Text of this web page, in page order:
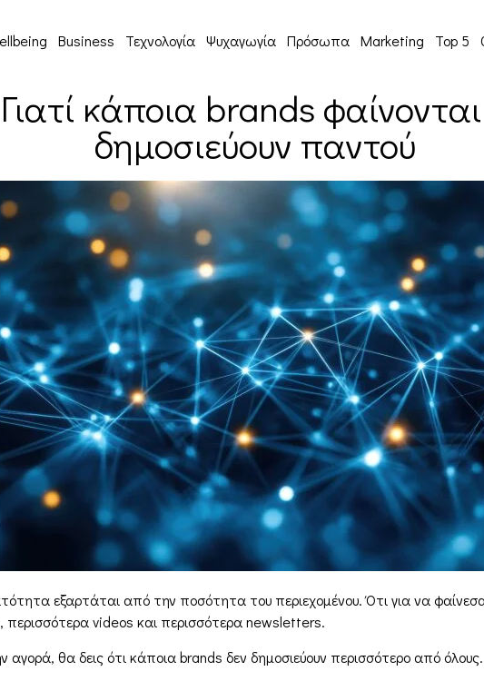
Business Τεχνολογία Ψυχαγωγία Πρόσωπα Marketing Top 5
κάποια brands
δημοσιεύουν παντού
εξαρτάται από την ποσότητα του περιεχομένου. Ότι για να
videos και περισσότερα newsletters.
θα δεις ότι κάποια brands δεν δημοσιεύουν περισσότερο από όλους.